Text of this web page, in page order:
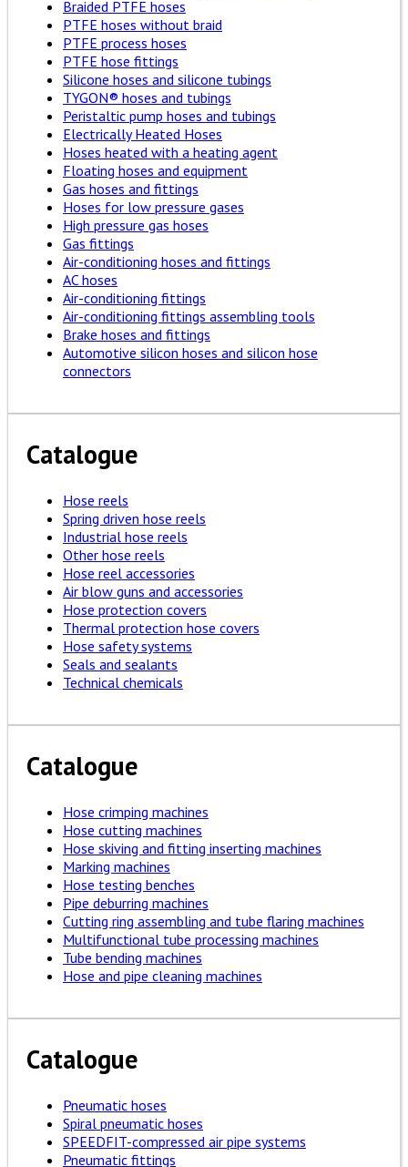
Braided PTFE hoses
PTFE hoses without braid
PTFE process hoses
PTFE hose fittings
Silicone hoses and silicone tubings
TYGON® hoses and tubings
Peristaltic pump hoses and tubings
Electrically Heated Hoses
Hoses heated with a heating agent
Floating hoses and equipment
Gas hoses and fittings
Hoses for low pressure gases
High pressure gas hoses
Gas fittings
Air-conditioning hoses and fittings
AC hoses
Air-conditioning fittings
Air-conditioning fittings assembling tools
Brake hoses and fittings
Automotive silicon hoses and silicon hose
connectors
Catalogue
Hose reels
Spring driven hose reels
Industrial hose reels
Other hose reels
Hose reel accessories
Air blow guns and accessories
Hose protection covers
Thermal protection hose covers
Hose safety systems
Seals and sealants
Technical chemicals
Catalogue
Hose crimping machines
Hose cutting machines
Hose skiving and fitting inserting machines
Marking machines
Hose testing benches
Pipe deburring machines
Cutting ring assembling and tube flaring machines
Multifunctional tube processing machines
Tube bending machines
Hose and pipe cleaning machines
Catalogue
Pneumatic hoses
Spiral pneumatic hoses
SPEEDFIT-compressed air pipe systems
Pneumatic fittings